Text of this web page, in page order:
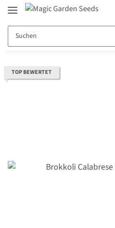
TOP BEWERTET